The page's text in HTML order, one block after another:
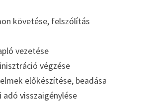
követése, felszólítás
vezetése
végzése
előkészítése, beadása
adó visszaigénylése